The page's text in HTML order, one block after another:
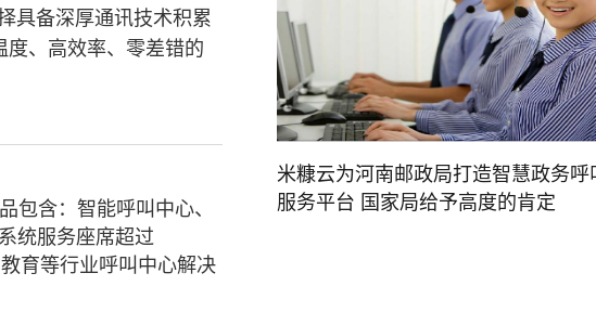
具备深厚通讯技术积累
度、高效率、零差错的
包含：智能呼叫中心、
统服务座席超过
育等行业呼叫中心解决
米糠云为河南邮政局打造智慧政务呼
服务平台 国家局给予高度的肯定